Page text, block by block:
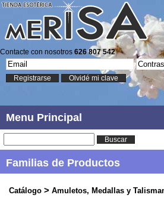
Contacte con nosotros 626 807 542
Registrarse
Olvidé mi clave
Menu Principal
Buscar
Familias de Productos
Catálogo > Amuletos, Medallas y